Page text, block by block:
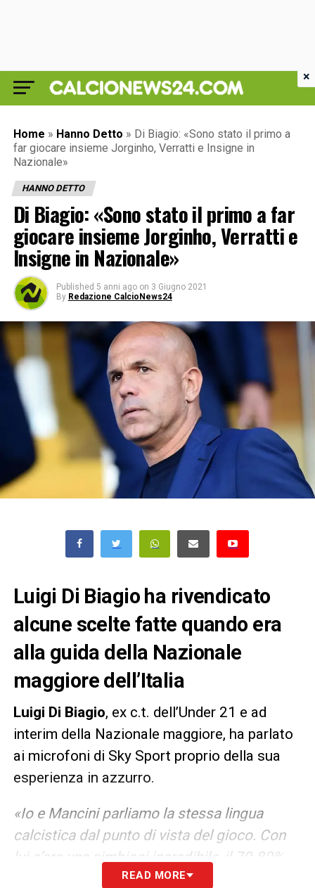
Home » Hanno Detto » Di Biagio: «Sono stato il primo a
far giocare insieme Jorginho, Verratti e Insigne in
Nazionale»
HANNO DETTO
Di Biagio: «Sono stato il primo a far
giocare insieme Jorginho, Verratti e
Insigne in Nazionale»
Published 5 anni ago on 3 Giugno 2021
By Redazione CalcioNews24
Luigi Di Biagio ha rivendicato
alcune scelte fatte quando era
alla guida della Nazionale
maggiore dell’Italia
Luigi Di Biagio, ex c.t. dell’Under 21 e ad
interim della Nazionale maggiore, ha parlato
ai microfoni di Sky Sport proprio della sua
esperienza in azzurro.
«Io e Mancini parliamo la stessa lingua
calcistica dal punto di vista del gioco. Con
lui c’era una simbiosi incredibile, il 70-80%
dei calciatori ora in Nazionale li ho fatti
READ MORE
×